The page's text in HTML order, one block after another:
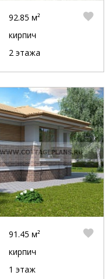
92.85 м²
кирпич
2 этажа
91.45 м²
кирпич
1 этаж